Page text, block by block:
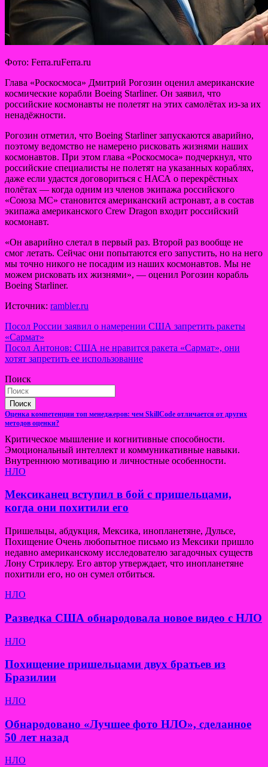
Фото: Ferra.ruFerra.ru
Глава «Роскосмоса» Дмитрий Рогозин оценил американские
космические корабли Boeing Starliner. Он заявил, что
российские космонавты не полетят на этих самолётах из-за их
ненадёжности.
Рогозин отметил, что Boeing Starliner запускаются аварийно,
поэтому ведомство не намерено рисковать жизнями наших
космонавтов. При этом глава «Роскосмоса» подчеркнул, что
российские специалисты не полетят на указанных кораблях,
даже если удастся договориться с НАСА о перекрёстных
полётах — когда одним из членов экипажа российского
«Союза МС» становится американский астронавт, а в состав
экипажа американского Crew Dragon входит российский
космонавт.
«Он аварийно слетал в первый раз. Второй раз вообще не
смог летать. Сейчас они попытаются его запустить, но на него
мы точно никого не посадим из наших космонавтов. Мы не
можем рисковать их жизнями», — оценил Рогозин корабль
Boeing Starliner.
Источник: rambler.ru
Навигация
по
записям
Посол России заявил о намерении США запретить ракеты
«Сармат»
Посол Антонов: США не нравится ракета «Сармат», они
хотят запретить ее использование
Поиск
Поиск
Оценка компетенции топ менеджеров: чем SkillCode отличается от других
методов оценки?
Критическое мышление и когнитивные способности.
Эмоциональный интеллект и коммуникативные навыки.
Внутреннюю мотивацию и личностные особенности.
НЛО
Мексиканец вступил в бой с пришельцами,
когда они похитили его
Пришельцы, абдукция, Мексика, инопланетяне, Дульсе,
Похищение Очень любопытное письмо из Мексики пришло
недавно американскому исследователю загадочных существ
Лону Стриклеру. Его автор утверждает, что инопланетяне
похитили его, но он сумел отбиться.
НЛО
Разведка США обнародовала новое видео с НЛО
НЛО
Похищение пришельцами двух братьев из
Бразилии
НЛО
Обнародовано «Лучшее фото НЛО», сделанное
50 лет назад
НЛО